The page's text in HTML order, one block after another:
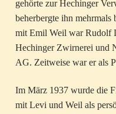
gehörte zur Hechinger
beherbergte ihn mehrmals
mit Emil Weil war Rudolf
Hechinger Zwirnerei und
AG. Zeitweise war er als
Im März 1937 wurde die
mit Levi und Weil als